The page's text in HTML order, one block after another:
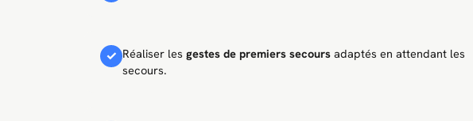
✓ Réaliser les gestes de premiers secours adaptés en attendant les
secours.